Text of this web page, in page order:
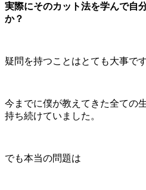
実際にそのカット法を学んで自
か？
疑問を持つことはとても大事です
今までに僕が教えてきた全ての
持ち続けていました。
でも本当の問題は